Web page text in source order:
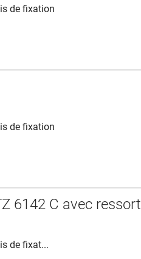
de fixation
de fixation
6142 C avec ressort
de fixat...